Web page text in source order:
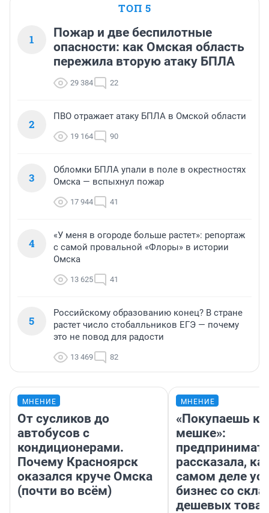
ТОП 5
1
Пожар и две беспилотные
опасности: как Омская область
пережила вторую атаку БПЛА
29 384 22
2
ПВО отражает атаку БПЛА в Омской области
19 164 90
3
Обломки БПЛА упали в поле в окрестностях
Омска — вспыхнул пожар
17 944 41
4
«У меня в огороде больше растет»: репортаж
с самой провальной «Флоры» в истории
Омска
13 625 41
5
Российскому образованию конец? В стране
растет число стобалльников ЕГЭ — почему
это не повод для радости
13 469 82
МНЕНИЕ
От сусликов до
автобусов с
кондиционерами.
Почему Красноярск
оказался круче Омска
(почти во всём)
МНЕНИЕ
«Покупаешь
мешке»:
рассказала,
самом деле
бизнес со
дешевых